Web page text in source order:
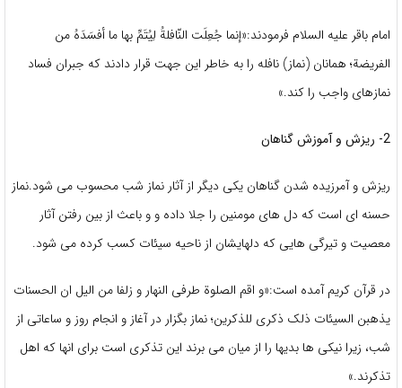
امام باقر علیه السلام فرمودند:«إنما جُعِلَت النّافلةُ لِیُتَمِّ بها ما أفسَدَهُ من
الفریضة؛ همانان (نماز) نافله را به خاطر این جهت قرار دادند که جبران فساد
نمازهای واجب را کند.»
2- ریزش و آموزش گناهان
ریزش و آمرزیده شدن گناهان یکی دیگر از آثار نماز شب محسوب می شود.نماز
حسنه ای است که دل های مومنین را جلا داده و و باعث از بین رفتن آثار
معصیت و تیرگی هایی که دلهایشان از ناحیه سیئات کسب کرده می شود.
در قرآن کریم آمده است:«و اقم الصلوة طرفی النهار و زلفا من الیل ان الحسنات
یذهبن السیئات ذلک ذکری للذکرین؛ نماز بگزار در آغاز و انجام روز و ساعاتی از
شب، زیرا نیکی ها بدیها را از میان می برند این تذکری است برای انها که اهل
تذکرند.»